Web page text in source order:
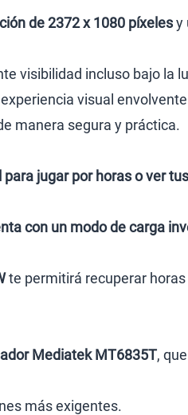
de 2372 x 1080 píxelesy
visibilidad incluso bajo la
visual
manera segura y práctica.
para jugar por horas o ver
con un modo de carga
te permitirá recuperar
Mediatek MT6835T,
más exigentes.